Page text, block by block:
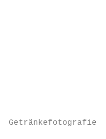
Getränkefotografie